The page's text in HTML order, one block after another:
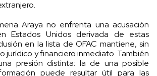
Araya no enfrenta una acusación
Estados Unidos derivada de estas
en la lista de OFAC mantiene, sin
jurídico y financiero inmediato. También
presión distinta: la de una posible
puede resultar útil para las